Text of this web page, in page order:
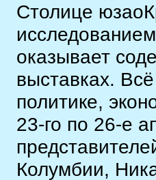
Столице
оказывает
выставках.
политике,
23-го по 26-е
Колумбии,